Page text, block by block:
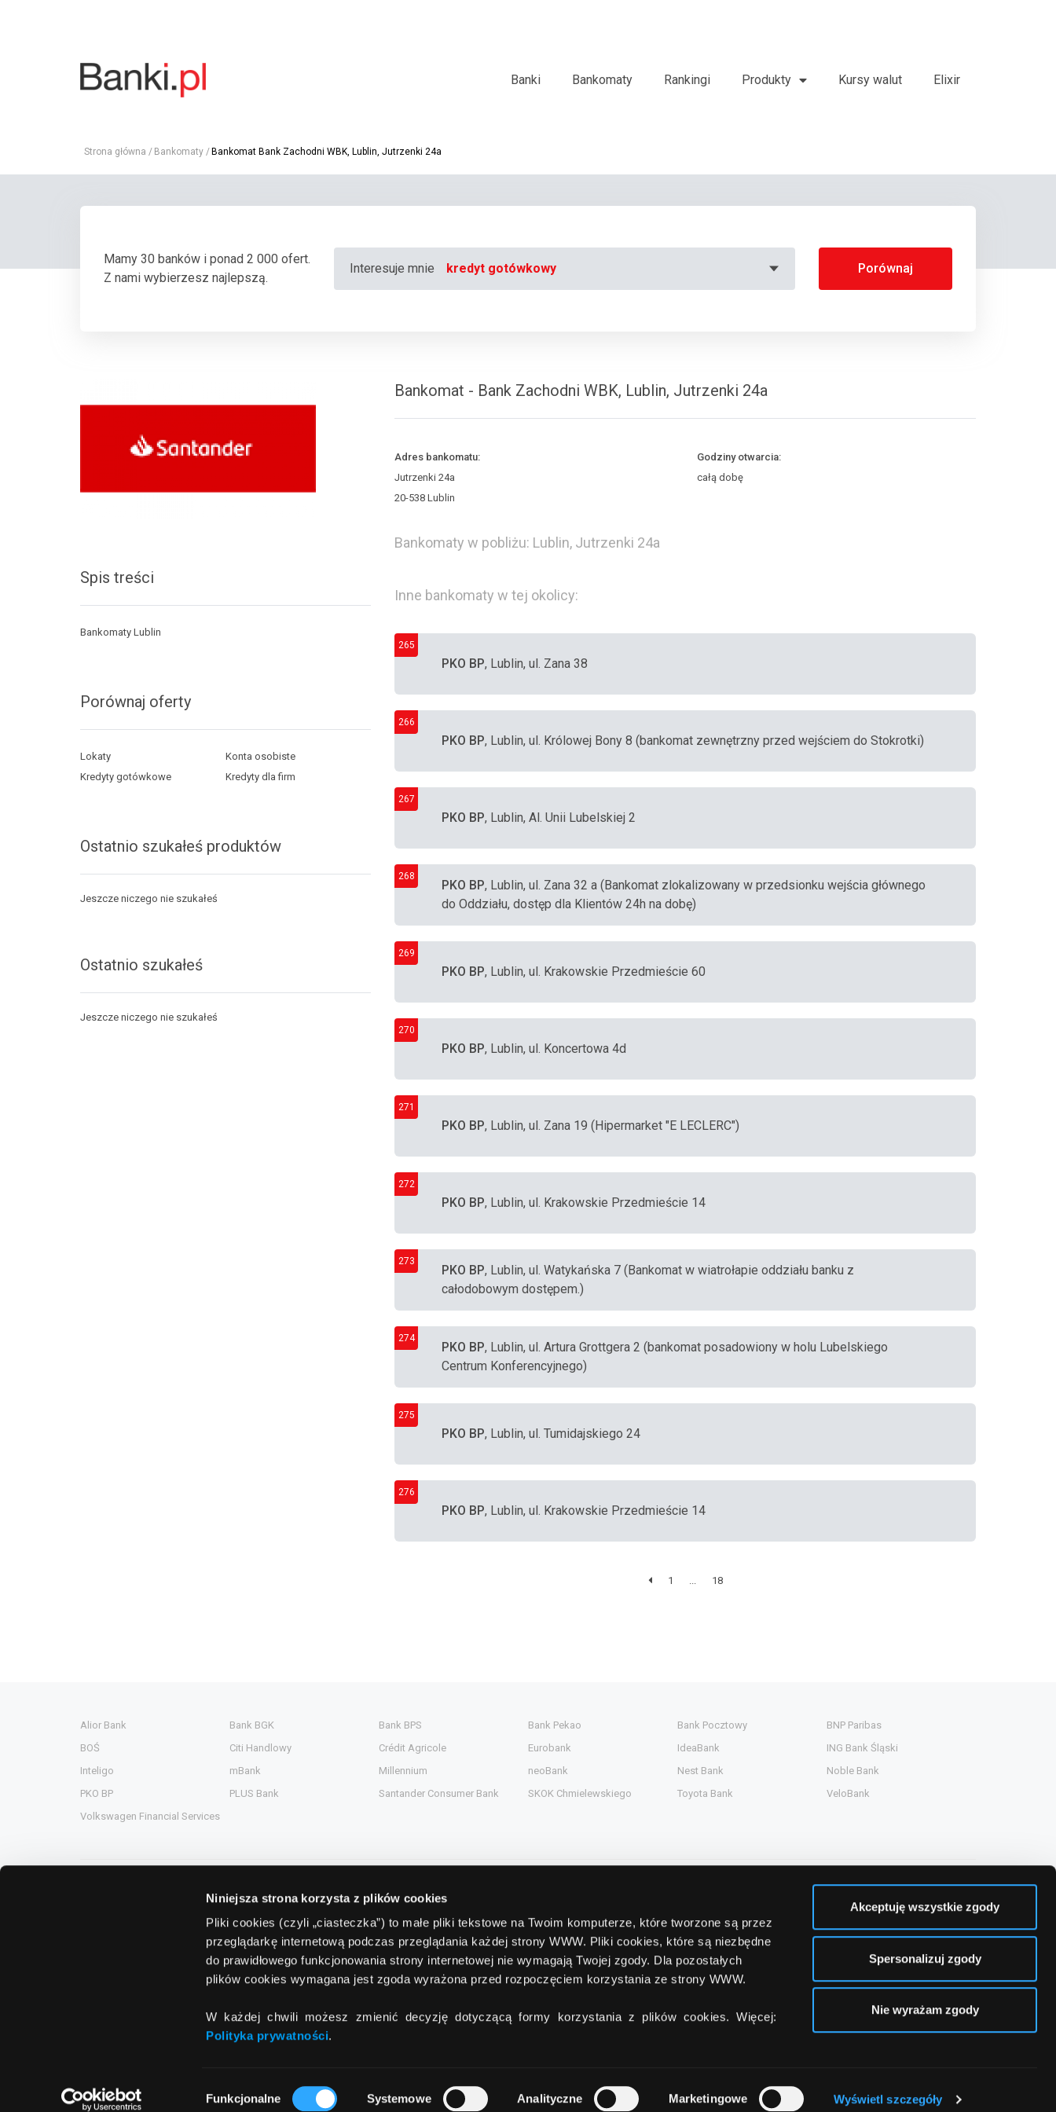
Niniejsza strona korzysta z plików cookies
Pliki cookies (czyli „ciasteczka”) to małe pliki tekstowe na Twoim komputerze, które tworzone są przez
przeglądarkę internetową podczas przeglądania każdej strony WWW. Pliki cookies, które są niezbędne
do prawidłowego funkcjonowania strony internetowej nie wymagają Twojej zgody. Dla pozostałych
plików cookies wymagana jest zgoda wyrażona przed rozpoczęciem korzystania ze strony WWW.
W każdej chwili możesz zmienić decyzję dotyczącą formy korzystania z plików cookies. Więcej:
Polityka prywatności.
zgody
Funkcjonalne Systemowe Analityczne Marketingowe Wyświetl szczegóły
Akceptuję wszystkie zgody
Spersonalizuj zgody
Nie wyrażam zgody
Banki Bankomaty Rankingi Produkty Kursy walut Elixir
Strona główna Bankomaty Bankomat Bank Zachodni WBK, Lublin, Jutrzenki 24a
Mamy 30 banków i ponad 2 000 ofert.
Z nami wybierzesz najlepszą.
Interesuje mnie kredyt gotówkowy Porównaj
Spis treści
Bankomaty Lublin
Porównaj oferty
Lokaty
Konta osobiste
Kredyty gotówkowe
Kredyty dla firm
Ostatnio szukałeś produktów
Jeszcze niczego nie szukałeś
Ostatnio szukałeś
Jeszcze niczego nie szukałeś
Bankomat - Bank Zachodni WBK, Lublin, Jutrzenki 24a
Adres bankomatu:
Jutrzenki 24a
20-538 Lublin
Godziny otwarcia:
całą dobę
Bankomaty w pobliżu: Lublin, Jutrzenki 24a
Inne bankomaty w tej okolicy:
265
PKO BP, Lublin, ul. Zana 38
266
PKO BP, Lublin, ul. Królowej Bony 8 (bankomat zewnętrzny przed wejściem do Stokrotki)
267
PKO BP, Lublin, Al. Unii Lubelskiej 2
268
PKO BP, Lublin, ul. Zana 32 a (Bankomat zlokalizowany w przedsionku wejścia głównego
do Oddziału, dostęp dla Klientów 24h na dobę)
269
PKO BP, Lublin, ul. Krakowskie Przedmieście 60
270
PKO BP, Lublin, ul. Koncertowa 4d
271
PKO BP, Lublin, ul. Zana 19 (Hipermarket "E LECLERC")
272
PKO BP, Lublin, ul. Krakowskie Przedmieście 14
273
PKO BP, Lublin, ul. Watykańska 7 (Bankomat w wiatrołapie oddziału banku z
całodobowym dostępem.)
274
PKO BP, Lublin, ul. Artura Grottgera 2 (bankomat posadowiony w holu Lubelskiego
Centrum Konferencyjnego)
275
PKO BP, Lublin, ul. Tumidajskiego 24
276
PKO BP, Lublin, ul. Krakowskie Przedmieście 14
1 ... 18
Alior Bank Bank BGK Bank BPS Bank Pekao Bank Pocztowy
BNP Paribas
BOŚ
Citi Handlowy Crédit Agricole Eurobank IdeaBank
ING Bank Śląski
Inteligo
mBank Millennium neoBank Nest Bank
Noble Bank
PKO BP
PLUS Bank Santander Consumer Bank SKOK Chmielewskiego Toyota Bank
VeloBank
Volkswagen Financial Services
ComperiaAgent.pl
ComperiaLead.pl
Comperia.pl S.A.
ul. Konstruktorska 13(wejście C)
tel./fax:+48 22 642 91 19